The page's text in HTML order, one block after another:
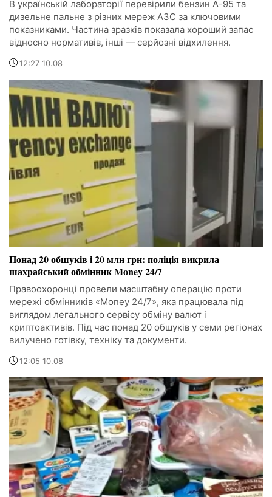
В українській лабораторії перевірили бензин А-95 та
дизельне пальне з різних мереж АЗС за ключовими
показниками. Частина зразків показала хороший запас
відносно нормативів, інші — серйозні відхилення.
12:27 10.08
Понад 20 обшуків і 20 млн грн: поліція викрила
шахрайський обмінник Money 24/7
Правоохоронці провели масштабну операцію проти
мережі обмінників «Money 24/7», яка працювала під
виглядом легального сервісу обміну валют і
криптоактивів. Під час понад 20 обшуків у семи регіонах
вилучено готівку, техніку та документи.
12:05 10.08